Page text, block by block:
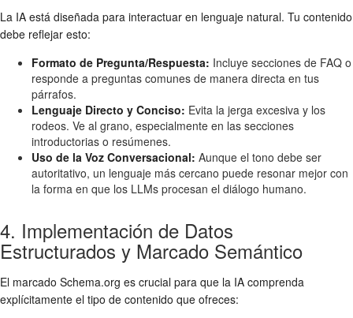
La IA está diseñada para interactuar en lenguaje natural. Tu contenido
debe reflejar esto:
Formato de Pregunta/Respuesta: Incluye secciones de FAQ o
responde a preguntas comunes de manera directa en tus
párrafos.
Lenguaje Directo y Conciso: Evita la jerga excesiva y los
rodeos. Ve al grano, especialmente en las secciones
introductorias o resúmenes.
Uso de la Voz Conversacional: Aunque el tono debe ser
autoritativo, un lenguaje más cercano puede resonar mejor con
la forma en que los LLMs procesan el diálogo humano.
4. Implementación de Datos
Estructurados y Marcado Semántico
El marcado Schema.org es crucial para que la IA comprenda
explícitamente el tipo de contenido que ofreces: